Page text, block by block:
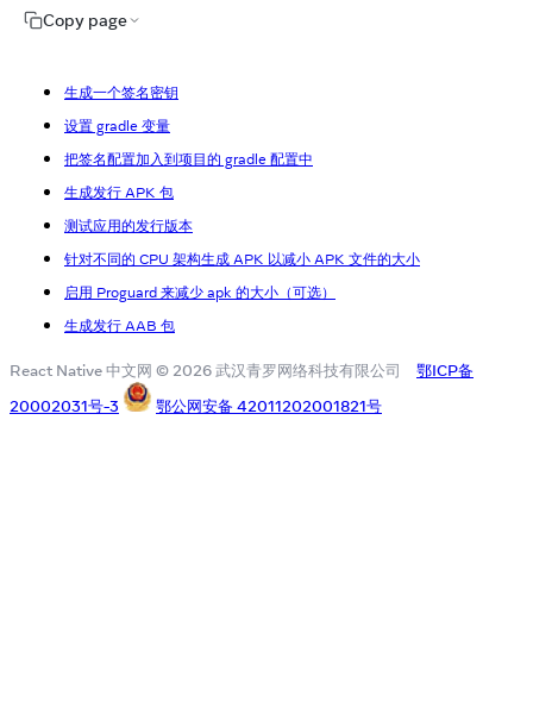
Copy page
生成一个签名密钥
设置 gradle 变量
把签名配置加入到项目的 gradle 配置中
生成发行 APK 包
测试应用的发行版本
针对不同的 CPU 架构生成 APK 以减小 APK 文件的大小
启用 Proguard 来减少 apk 的大小（可选）
生成发行 AAB 包
React Native 中文网 © 2026 武汉青罗网络科技有限公司
鄂ICP备
20002031号-3
鄂公网安备 42011202001821号